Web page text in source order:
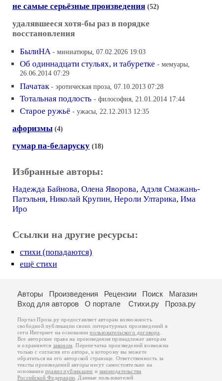
не самые серьёзные произведения (52)
удалявшееся хотя-бы раз в порядке
восстановления
БылиНА - миниатюры, 07.02.2026 19:03
Об одиннадцати стульях, и табуретке - мемуары,
26.06.2014 07:29
Пачатак - эротическая проза, 07.10.2013 07:28
Тотальная подлость - философия, 21.01.2014 17:44
Старое ружьё - ужасы, 22.12.2013 12:35
афоризмы (4)
гумар па-беларуску (18)
Избранные авторы:
Надежда Байнова, Олена Яворова, Адэля Смажань-
Патэльня, Николай Крупин, Нероли Ултарика, Има
Иро
Ссылки на другие ресурсы:
стихи (попадаются)
ещё стихи
Авторы Произведения Рецензии Поиск
Магазин
Вход для авторов
О портале Стихи.ру Проза.ру
Портал Проза.ру предоставляет авторам возможность
свободной публикации своих литературных произведений в
сети Интернет на основаниипользовательского договора
Все авторские права на произведения принадлежат авторам
и охраняются законом . Перепечатка произведений возможна
только с согласия его автора, к которому вы можете
обратиться на его авторской странице. Ответственность за
тексты произведений авторы несут самостоятельно на
основанииправил публикации изаконодательства
Российской Федерации . Данные пользователей